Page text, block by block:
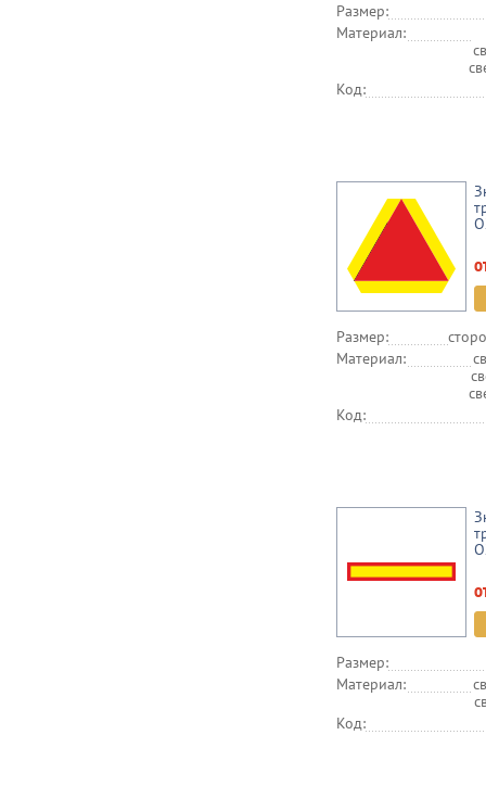
Размер:
Материал:
Код:
Размер:
Материал:
Код:
Размер:
Материал:
Код: